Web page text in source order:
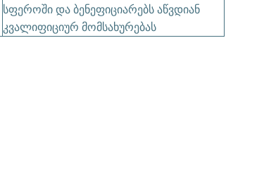
სფეროში და ბენეფიციარებს აწვდიან
კვალიფიციურ მომსახურებას